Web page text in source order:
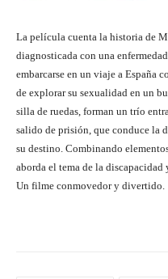
La película cuenta la historia de
diagnosticada con una
embarcarse en un viaje a España
de explorar su sexualidad en un
silla de ruedas, forman un trío
salido de prisión, que conduce la
su destino. Combinando
aborda el tema de la
Un filme conmovedor y divertido.